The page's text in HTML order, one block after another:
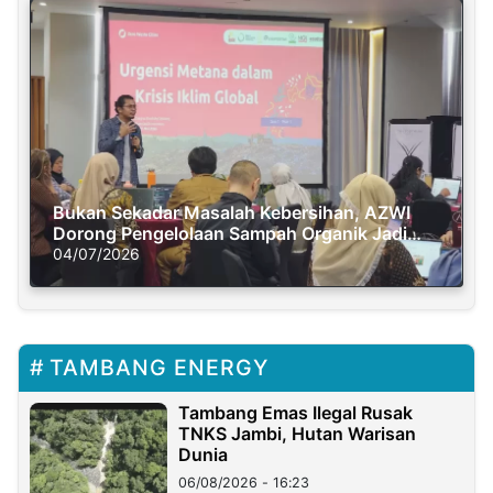
Bukan Sekadar Masalah Kebersihan, AZWI
Dorong Pengelolaan Sampah Organik Jadi
Solusi Krisis Iklim
04/07/2026
TAMBANG ENERGY
Tambang Emas Ilegal Rusak
TNKS Jambi, Hutan Warisan
Dunia
06/08/2026 - 16:23